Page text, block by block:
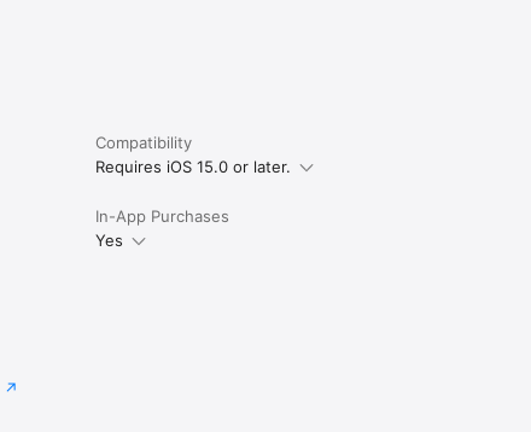
Compatibility
Requires iOS 15.0 or later.
In-App Purchases
Yes